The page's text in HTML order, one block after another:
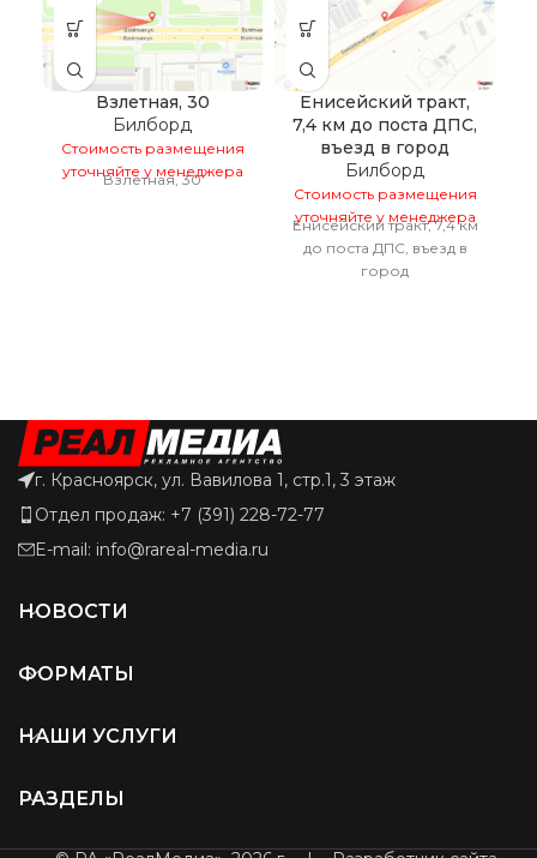
Взлетная, 30
Билборд
Стоимость размещения
уточняйте у менеджера
Взлетная, 30
Енисейский тракт,
7,4 км до поста ДПС,
въезд в город
Билборд
Стоимость размещения
уточняйте у менеджера
Енисейский тракт, 7,4 км
до поста ДПС, въезд в
город
г. Красноярск, ул. Вавилова 1, стр.1, 3 этаж
Отдел продаж: +7 (391) 228-72-77
E-mail: info@rareal-media.ru
НОВОСТИ
ФОРМАТЫ
НАШИ УСЛУГИ
РАЗДЕЛЫ